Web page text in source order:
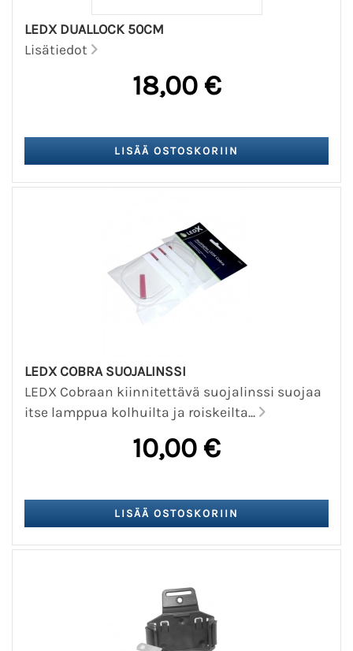
LEDX DUALLOCK 50CM
Lisätiedot
18,00 €
LEDX COBRA SUOJALINSSI
LEDX Cobraan kiinnitettävä suojalinssi suojaa
itse lamppua kolhuilta ja roiskeilta...
10,00 €